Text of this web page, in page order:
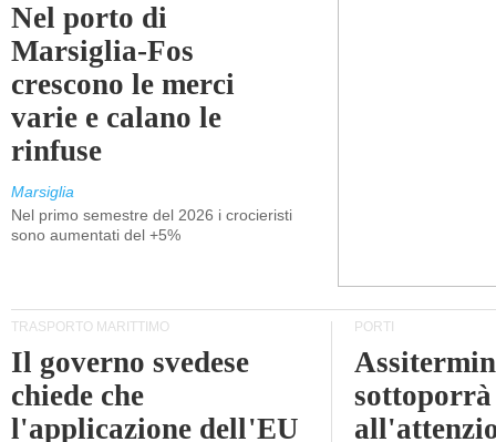
Nel porto di
Marsiglia-Fos
crescono le merci
varie e calano le
rinfuse
Marsiglia
Nel primo semestre del 2026 i crocieristi
sono aumentati del +5%
TRASPORTO MARITTIMO
Il governo svedese
chiede che
l'applicazione dell'EU
PORTI
sottoporrà